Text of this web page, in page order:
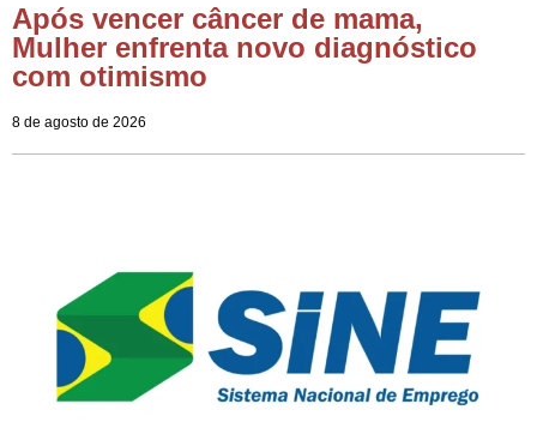
Após vencer câncer de mama,
Mulher enfrenta novo diagnóstico
com otimismo
8 de agosto de 2026